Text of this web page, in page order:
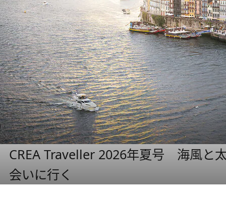
CREA Traveller 2026年夏号 海風と
会いに行く